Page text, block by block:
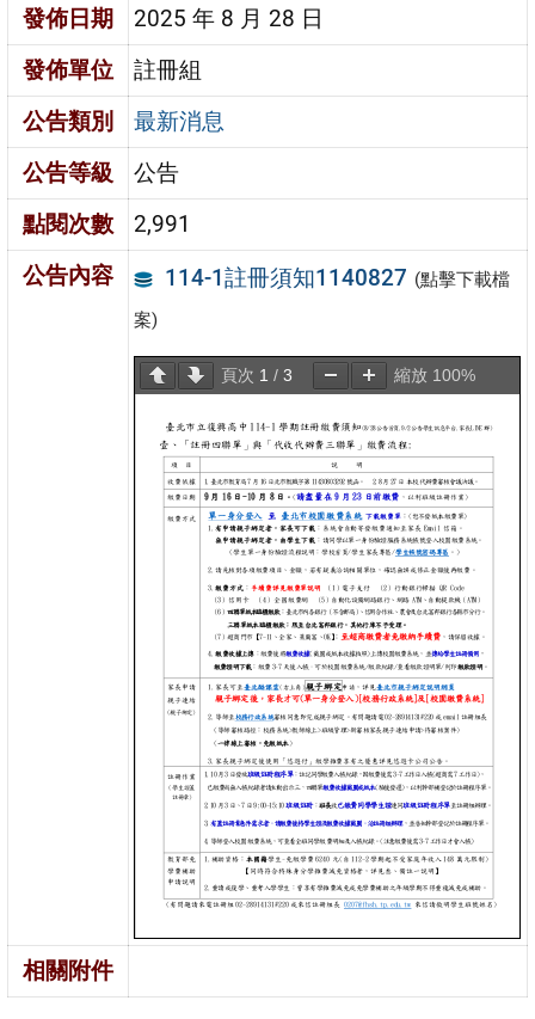
發佈日期
2025 年 8 月 28 日
發佈單位
註冊組
公告類別
最新消息
公告等級
公告
點閱次數
2,991
公告內容
114-1註冊須知1140827 (點擊下載檔
案)
頁次 1 /3 縮放 100%
相關附件